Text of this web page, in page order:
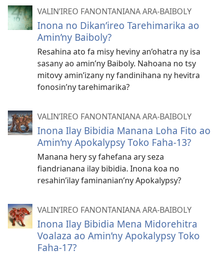
VALIN’IREO FANONTANIANA ARA-BAIBOLY
Inona no Dikan’ireo Tarehimarika ao
Amin’ny Baiboly?
Resahina ato fa misy heviny an’ohatra ny isa
sasany ao amin’ny Baiboly. Nahoana no tsy
mitovy amin’izany ny fandinihana ny hevitra
fonosin’ny tarehimarika?
VALIN’IREO FANONTANIANA ARA-BAIBOLY
Inona Ilay Bibidia Manana Loha Fito ao
Amin’ny Apokalypsy Toko Faha-13?
Manana hery sy fahefana ary seza
fiandrianana ilay bibidia. Inona koa no
resahin’ilay faminanian’ny Apokalypsy?
VALIN’IREO FANONTANIANA ARA-BAIBOLY
Inona Ilay Bibidia Mena Midorehitra
Voalaza ao Amin’ny Apokalypsy Toko
Faha-17?